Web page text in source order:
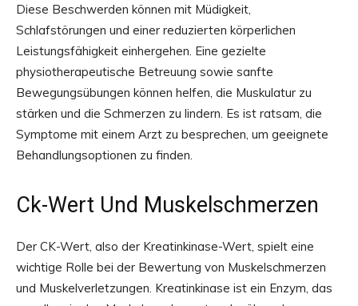
Diese Beschwerden können mit Müdigkeit,
Schlafstörungen und einer reduzierten körperlichen
Leistungsfähigkeit einhergehen. Eine gezielte
physiotherapeutische Betreuung sowie sanfte
Bewegungsübungen können helfen, die Muskulatur zu
stärken und die Schmerzen zu lindern. Es ist ratsam, die
Symptome mit einem Arzt zu besprechen, um geeignete
Behandlungsoptionen zu finden.
Ck-Wert Und Muskelschmerzen
Der CK-Wert, also der Kreatinkinase-Wert, spielt eine
wichtige Rolle bei der Bewertung von Muskelschmerzen
und Muskelverletzungen. Kreatinkinase ist ein Enzym, das